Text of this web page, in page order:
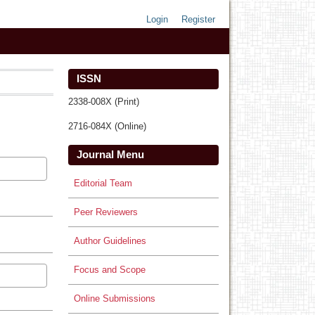
Login Register
ISSN
2338-008X (Print)
2716-084X (Online)
Journal Menu
Editorial Team
Peer Reviewers
Author Guidelines
Focus and Scope
Online Submissions